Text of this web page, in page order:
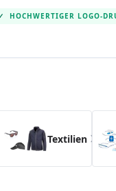
HOCHWERTIGER LOGO-
elements of the
Textilien